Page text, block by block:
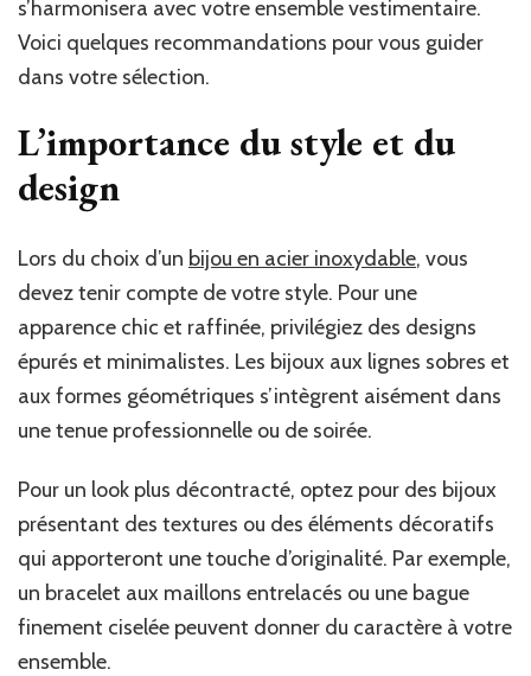
s’harmonisera avec votre ensemble vestimentaire.
Voici quelques recommandations pour vous guider
dans votre sélection.
L’importance du style et du
design
Lors du choix d’un bijou en acier inoxydable, vous
devez tenir compte de votre style. Pour une
apparence chic et raffinée, privilégiez des designs
épurés et minimalistes. Les bijoux aux lignes sobres et
aux formes géométriques s’intègrent aisément dans
une tenue professionnelle ou de soirée.
Pour un look plus décontracté, optez pour des bijoux
présentant des textures ou des éléments décoratifs
qui apporteront une touche d’originalité. Par exemple,
un bracelet aux maillons entrelacés ou une bague
finement ciselée peuvent donner du caractère à votre
ensemble.